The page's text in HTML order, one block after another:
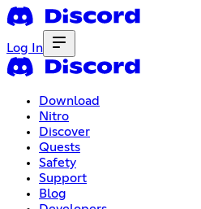
Log In
Download
Nitro
Discover
Quests
Safety
Support
Blog